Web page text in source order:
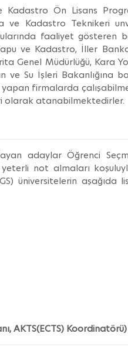
Ön Lisans
ve Kadastro Teknikeri
faaliyet gösteren
ve Kadastro, İller
Genel Müdürlüğü, Kara
ve Su İşleri Bakanlığına
firmalarda
olarak atanabilmektedirler.
adaylar Öğrenci
yeterli not almaları
üniversitelerin
AKTS(ECTS) Koordinatörü)